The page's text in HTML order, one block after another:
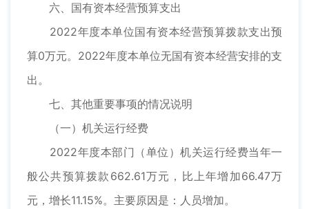
六、国有资本经营预算支出
2022年度本单位国有资本经营预算拨款支出预
算0万元。2022年度本单位无国有资本经营安排的支
出。
七、其他重要事项的情况说明
（一）机关运行经费
2022年度本部门（单位）机关运行经费当年一
般公共预算拨款662.61万元，比上年增加66.47万
元，增长11.15%。主要原因是：人员增加。